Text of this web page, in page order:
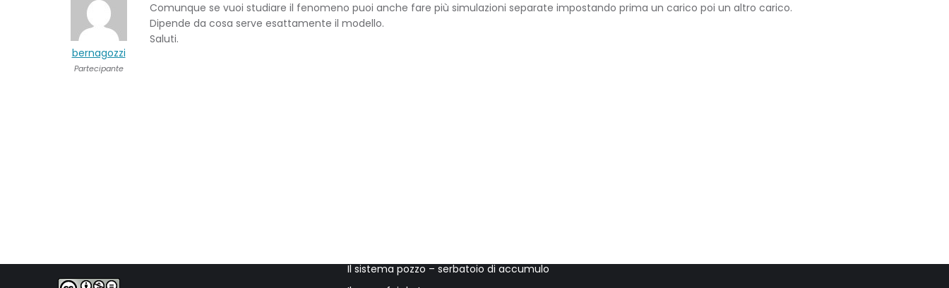
bernagozzi
Partecipante
Comunque se vuoi studiare il fenomeno puoi anche fare più simulazioni separate impostando prima un carico poi un altro carico.
Dipende da cosa serve esattamente il modello.
Saluti.
Il sistema pozzo – serbatoio di accumulo